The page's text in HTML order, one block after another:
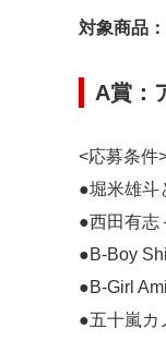
対象商品：
A賞：
<応募条件
●堀米雄斗
●西田有志
●B-Boy
●B-Girl
●五十嵐カ